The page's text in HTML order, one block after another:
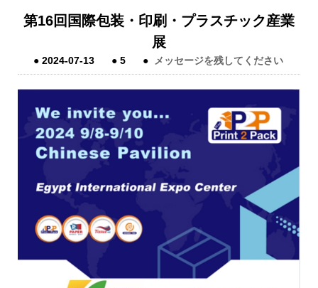
第16回国際包装・印刷・プラスチック産業
展
●2024-07-13 ●5 ● メッセージを残してください